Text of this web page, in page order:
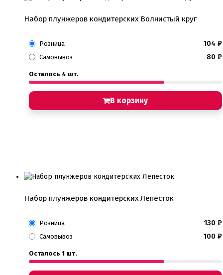
Набор плунжеров кондитерских Волнистый круг
Розница 104 ₽
Самовывоз 80 ₽
Осталось 4 шт.
В корзину
Набор плунжеров кондитерских Лепесток
Розница 130 ₽
Самовывоз 100 ₽
Осталось 1 шт.